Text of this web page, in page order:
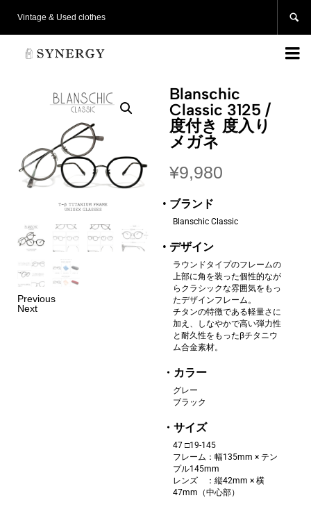
Vintage & Used clothes 

Previous
Next
Blanschic
Classic 3125 /
度付き 度入り
メガネ
¥9,980
• ブランド
Blanschic Classic
• デザイン
ラウンドタイプのフレームの
上部に角を装った個性的なが
らクラシックな雰囲気をもっ
たデザインフレーム。
チタンの特徴である軽量さに
加え、しなやかで高い弾力性
と耐久性をもったβチタニウ
ム合金素材。
・カラー
グレー
ブラック
・サイズ
47 □19-145
フレーム：幅135mm × テン
プル145mm
レンズ ：縦42mm × 横
47mm（中心部）